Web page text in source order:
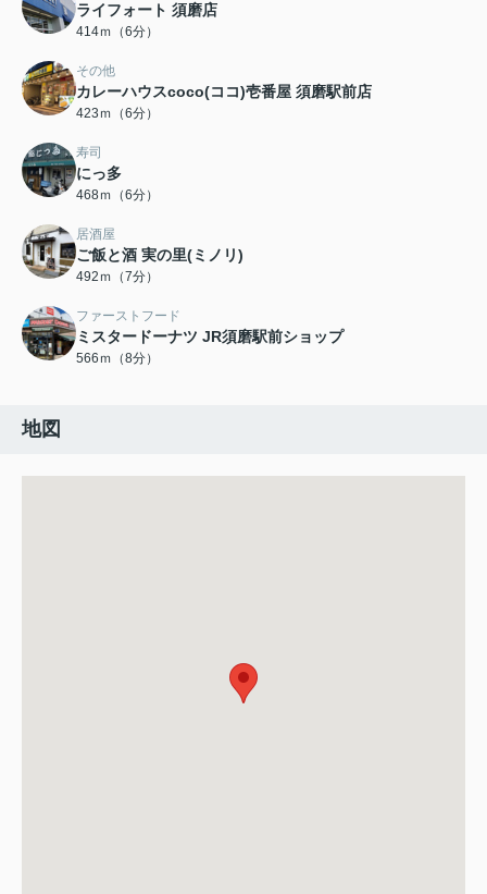
ライフォート 須磨店
414ｍ（6分）
その他
カレーハウスcoco(ココ)壱番屋 須磨駅前店
423ｍ（6分）
寿司
にっ多
468ｍ（6分）
居酒屋
ご飯と酒 実の里(ミノリ)
492ｍ（7分）
ファーストフード
ミスタードーナツ JR須磨駅前ショップ
566ｍ（8分）
地図